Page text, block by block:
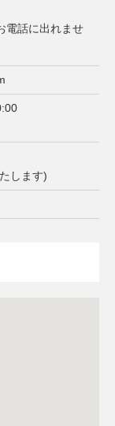
電話に出れませ
します)